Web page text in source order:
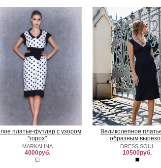
платье-футляр с узором
"горох"
MARKALINA
4000руб.
Великолепное
образным
DRESS SOUL
10500руб.